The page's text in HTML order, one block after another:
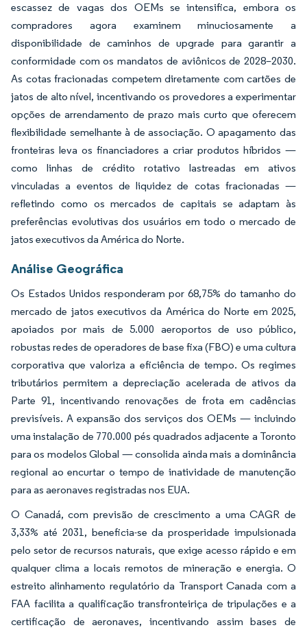
escassez de vagas dos OEMs se intensifica, embora os
compradores agora examinem minuciosamente a
disponibilidade de caminhos de upgrade para garantir a
conformidade com os mandatos de aviônicos de 2028–2030.
As cotas fracionadas competem diretamente com cartões de
jatos de alto nível, incentivando os provedores a experimentar
opções de arrendamento de prazo mais curto que oferecem
flexibilidade semelhante à de associação. O apagamento das
fronteiras leva os financiadores a criar produtos híbridos —
como linhas de crédito rotativo lastreadas em ativos
vinculadas a eventos de liquidez de cotas fracionadas —
refletindo como os mercados de capitais se adaptam às
preferências evolutivas dos usuários em todo o mercado de
jatos executivos da América do Norte.
Análise Geográfica
Os Estados Unidos responderam por 68,75% do tamanho do
mercado de jatos executivos da América do Norte em 2025,
apoiados por mais de 5.000 aeroportos de uso público,
robustas redes de operadores de base fixa (FBO) e uma cultura
corporativa que valoriza a eficiência de tempo. Os regimes
tributários permitem a depreciação acelerada de ativos da
Parte 91, incentivando renovações de frota em cadências
previsíveis. A expansão dos serviços dos OEMs — incluindo
uma instalação de 770.000 pés quadrados adjacente a Toronto
para os modelos Global — consolida ainda mais a dominância
regional ao encurtar o tempo de inatividade de manutenção
para as aeronaves registradas nos EUA.
O Canadá, com previsão de crescimento a uma CAGR de
3,33% até 2031, beneficia-se da prosperidade impulsionada
pelo setor de recursos naturais, que exige acesso rápido e em
qualquer clima a locais remotos de mineração e energia. O
estreito alinhamento regulatório da Transport Canada com a
FAA facilita a qualificação transfronteiriça de tripulações e a
certificação de aeronaves, incentivando assim bases de